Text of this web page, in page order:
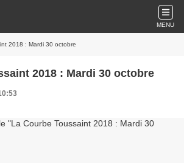
MENU
2018 : Mardi 30 octobre
2018 : Mardi 30 octobre